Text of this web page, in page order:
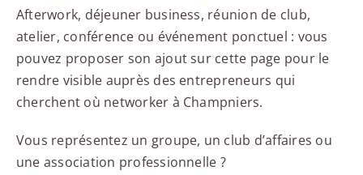
Afterwork, déjeuner business, réunion de club,
atelier, conférence ou événement ponctuel : vous
pouvez proposer son ajout sur cette page pour le
rendre visible auprès des entrepreneurs qui
cherchent où networker à Champniers.
Vous représentez un groupe, un club d’affaires ou
une association professionnelle ?